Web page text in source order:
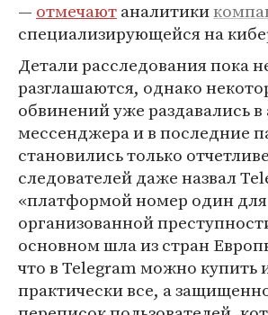
— отмечаютаналитики
специализирующейся на
Детали расследования пока
разглашаются, однако
обвинений уже раздавались в
мессенджера и в последние
становились только
следователей даже назвал
«платформой номер один для
организованной
основном шла из стран
что в Telegram можно купить
практически все, а